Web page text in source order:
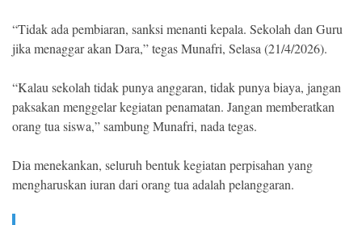
“Tidak ada pembiaran, sanksi menanti kepala. Sekolah dan Guru
jika menaggar akan Dara,” tegas Munafri, Selasa (21/4/2026).
“Kalau sekolah tidak punya anggaran, tidak punya biaya, jangan
paksakan menggelar kegiatan penamatan. Jangan memberatkan
orang tua siswa,” sambung Munafri, nada tegas.
Dia menekankan, seluruh bentuk kegiatan perpisahan yang
mengharuskan iuran dari orang tua adalah pelanggaran.